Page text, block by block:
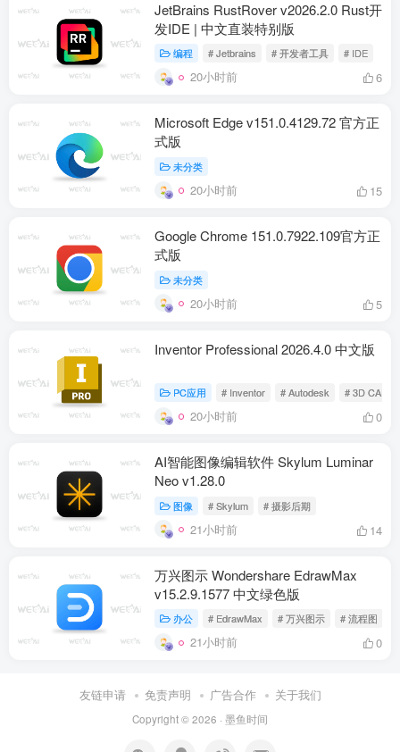
JetBrains RustRover v2026.2.0 Rust开
发IDE | 中文直装特别版
编程 # Jetbrains # 开发者工具 # IDE
20小时前 6
Microsoft Edge v151.0.4129.72 官方正
式版
未分类
20小时前 15
Google Chrome 151.0.7922.109官方正
式版
未分类
20小时前 5
Inventor Professional 2026.4.0 中文版
PC应用 # Inventor # Autodesk # 3D CAD
20小时前 0
AI智能图像编辑软件 Skylum Luminar
Neo v1.28.0
图像 # Skylum # 摄影后期
21小时前 14
万兴图示 Wondershare EdrawMax
v15.2.9.1577 中文绿色版
办公 # EdrawMax # 万兴图示 # 流程图
21小时前 0
友链申请 免责声明 广告合作 关于我们
Copyright © 2026 · 墨鱼时间